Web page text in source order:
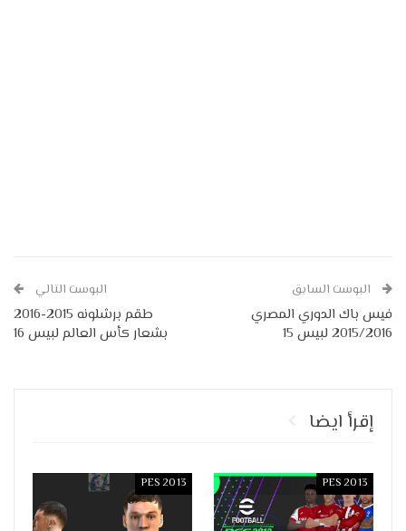
البوست السابق
فيس باك الدوري المصري
2015/2016 لبيس 15
البوست التالي
طقم برشلونه 2015-2016
بشعار كأس العالم لبيس 16
إقرأ ايضا
PES 2013
PES 2013